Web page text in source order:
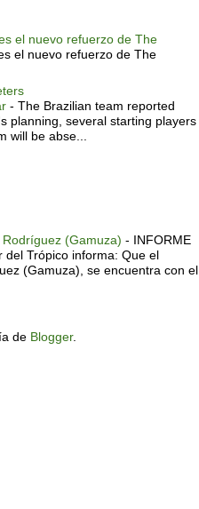
el nuevo refuerzo de The
el nuevo refuerzo de The
- The Brazilian team reported
planning, several starting players
will be abse...
(Gamuza) - INFORME
del Trópico informa: Que el
(Gamuza), se encuentra con el
de Blogger.